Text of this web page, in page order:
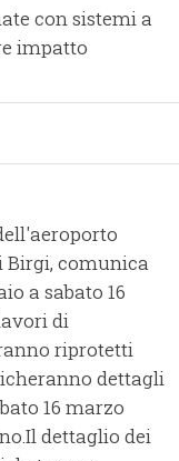
con sistemi a
impatto
Birgi, comunica
a sabato 16
di
riprotetti
dettagli
16 marzo
dettaglio dei